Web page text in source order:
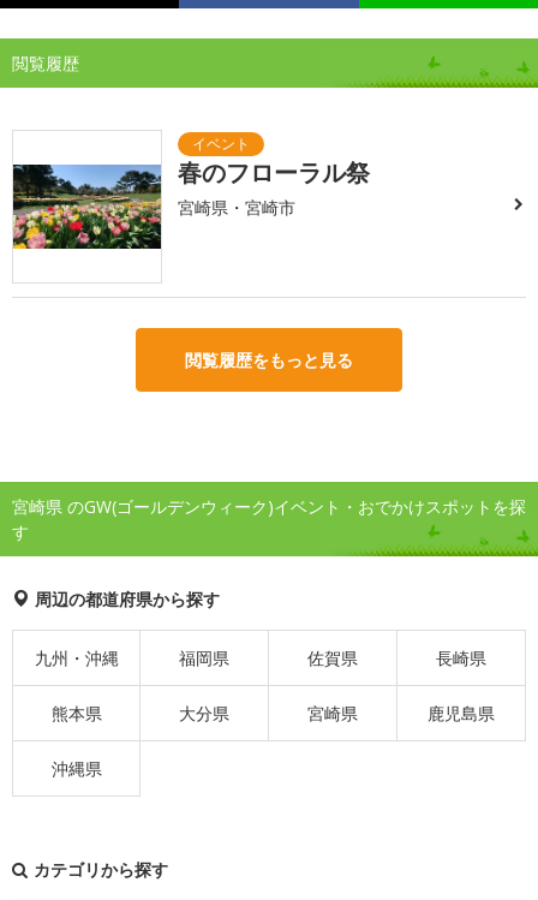
閲覧履歴
春のフローラル祭
宮崎県・宮崎市
閲覧履歴をもっと見る
宮崎県 のGW(ゴールデンウィーク)イベント・おでかけスポットを探
す
周辺の都道府県から探す
九州・沖縄 福岡県 佐賀県 長崎県
熊本県 大分県 宮崎県 鹿児島県
沖縄県
カテゴリから探す